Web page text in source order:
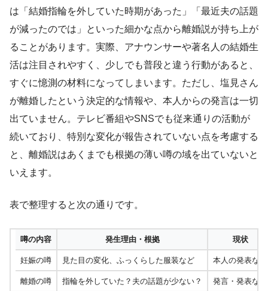
は「結婚指輪を外していた時期があった」「最近夫の話題
が減ったのでは」といった細かな点から離婚説が持ち上が
ることがあります。実際、アナウンサーや著名人の結婚生
活は注目されやすく、少しでも普段と違う行動があると、
すぐに憶測の材料になってしまいます。ただし、塩見さん
が離婚したという決定的な情報や、本人からの発言は一切
出ていません。テレビ番組やSNSでも従来通りの活動が
続いており、特別な変化が報告されていない点を考慮する
と、離婚説はあくまでも根拠の薄い噂の域を出ていないと
いえます。
表で整理すると次の通りです。
噂の内容 発生理由・根拠 現状
妊娠の噂 見た目の変化、ふっくらした服装など 本人の発表なし
離婚の噂 指輪を外していた？夫の話題が少ない？ 発言・発表なし